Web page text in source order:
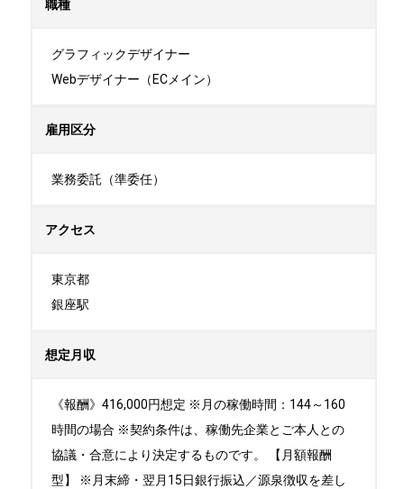
職種
グラフィックデザイナー
Webデザイナー（ECメイン）
雇用区分
業務委託（準委任）
アクセス
東京都
銀座駅
想定月収
《報酬》416,000円想定 ※月の稼働時間：144～160
時間の場合 ※契約条件は、稼働先企業とご本人との
協議・合意により決定するものです。 【月額報酬
型】 ※月末締・翌月15日銀行振込／源泉徴収を差し